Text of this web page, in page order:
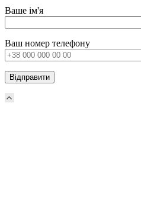
Ваше ім'я
Ваш номер телефону